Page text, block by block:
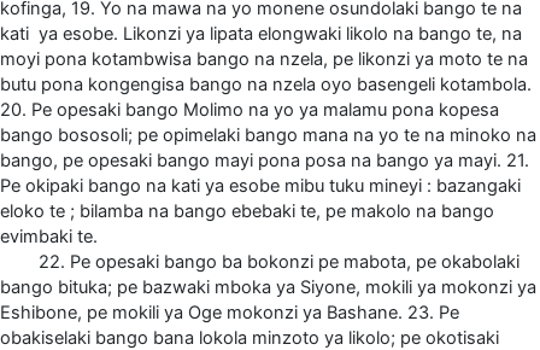
kofinga, 19. Yo na mawa na yo monene osundolaki bango te na
kati ya esobe. Likonzi ya lipata elongwaki likolo na bango te, na
moyi pona kotambwisa bango na nzela, pe likonzi ya moto te na
butu pona kongengisa bango na nzela oyo basengeli kotambola.
20. Pe opesaki bango Molimo na yo ya malamu pona kopesa
bango bososoli; pe opimelaki bango mana na yo te na minoko na
bango, pe opesaki bango mayi pona posa na bango ya mayi. 21.
Pe okipaki bango na kati ya esobe mibu tuku mineyi : bazangaki
eloko te ; bilamba na bango ebebaki te, pe makolo na bango
evimbaki te.
22. Pe opesaki bango ba bokonzi pe mabota, pe okabolaki
bango bituka; pe bazwaki mboka ya Siyone, mokili ya mokonzi ya
Eshibone, pe mokili ya Oge mokonzi ya Bashane. 23. Pe
obakiselaki bango bana lokola minzoto ya likolo; pe okotisaki